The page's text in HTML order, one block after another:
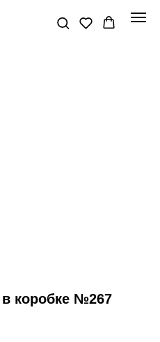
в коробке №267